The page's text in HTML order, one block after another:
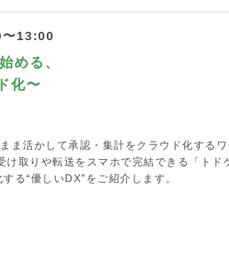
13:00
める、
化〜
ま活かして承認・集計をクラウド化する
け取りや転送をスマホで完結できる「トド
る“優しいDX”をご紹介します。